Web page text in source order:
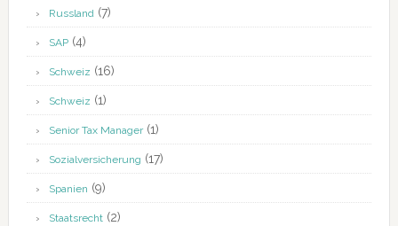
Russland(7)
SAP(4)
Schweiz (16)
Schweiz (1)
Senior Tax Manager(1)
Sozialversicherung (17)
Spanien (9)
Staatsrecht(2)